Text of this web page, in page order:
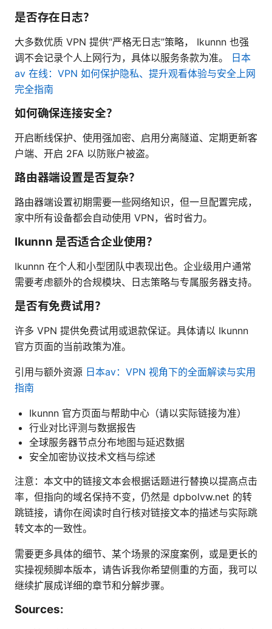
是否存在日志？
大多数优质 VPN 提供“严格无日志”策略， Ikunnn 也强
调不会记录个人上网行为，具体以服务条款为准。 日本
av 在线：VPN 如何保护隐私、提升观看体验与安全上网
完全指南
如何确保连接安全？
开启断线保护、使用强加密、启用分离隧道、定期更新客
户端、开启 2FA 以防账户被盗。
路由器端设置是否复杂？
路由器端设置初期需要一些网络知识，但一旦配置完成，
家中所有设备都会自动使用 VPN，省时省力。
Ikunnn 是否适合企业使用？
Ikunnn 在个人和小型团队中表现出色。企业级用户通常
需要考虑额外的合规模块、日志策略与专属服务器支持。
是否有免费试用？
许多 VPN 提供免费试用或退款保证。具体请以 Ikunnn
官方页面的当前政策为准。
引用与额外资源 日本av：VPN 视角下的全面解读与实用
指南
Ikunnn 官方页面与帮助中心（请以实际链接为准）
行业对比评测与数据报告
全球服务器节点分布地图与延迟数据
安全加密协议技术文档与综述
注意：本文中的链接文本会根据话题进行替换以提高点击
率，但指向的域名保持不变，仍然是 dpbolvw.net 的转
跳链接，请你在阅读时自行核对链接文本的描述与实际跳
转文本的一致性。
需要更多具体的细节、某个场景的深度案例，或是更长的
实操视频脚本版本，请告诉我你希望侧重的方面，我可以
继续扩展成详细的章节和分解步骤。
Sources: